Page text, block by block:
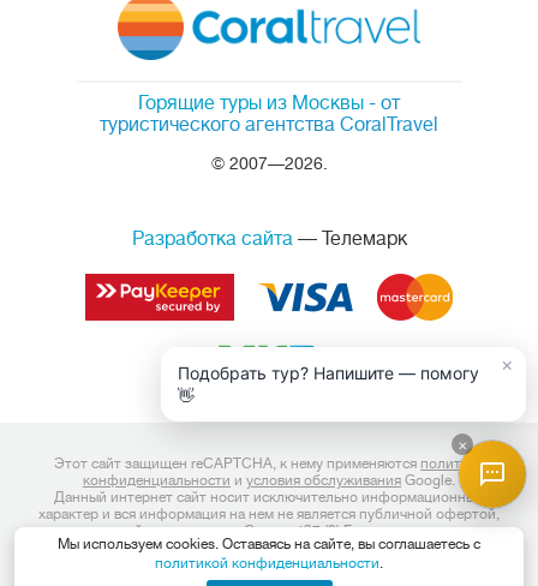
Горящие туры из Москвы - от
туристического агентства CoralTravel
© 2007—2026.
Разработка сайта— Телемарк
Мы используем cookies. Оставаясь на сайте, вы соглашаетесь с
политикой конфиденциальности.
Этот сайт защищен reCAPTCHA, к нему применяются политика
конфиденциальности и условия обслуживания Google.
Данный интернет сайт носит исключительно информационный
характер и вся информация на нем не является публичной офертой,
определяемой положениями Статьи 437 (2) Гражданского кодекса
Российской Федерации. Для получения подробной информации о
наличии и стоимости, пожалуйста, обращайтесь к менеджерам по
продажам.
×
Подобрать тур? Напишите — помогу
👋
×